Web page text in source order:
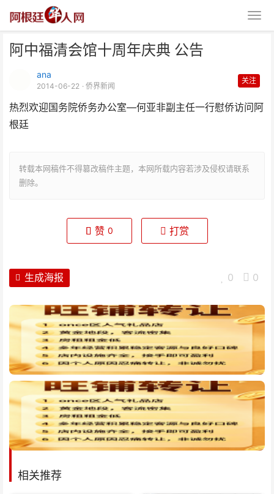
阿中福清会馆十周年庆典 公告
ana
2014-06-22 · 侨界新闻
关注
热烈欢迎国务院侨务办公室—何亚非副主任一行慰侨访问阿
根廷
转载本网稿件不得篡改稿件主题，本网所载内容若涉及侵权请联系
删除。
赞 0 打赏
0 0
生成海报
相关推荐